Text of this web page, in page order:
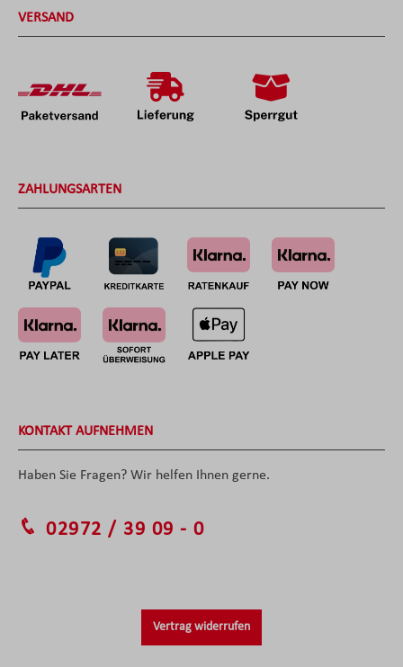
VERSAND
ZAHLUNGSARTEN
KONTAKT AUFNEHMEN
Haben Sie Fragen? Wir helfen Ihnen gerne.
02972 / 39 09 - 0
Vertrag widerrufen